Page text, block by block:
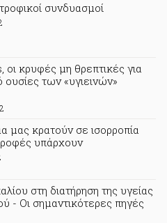
συνδυασμοί
κρυφές μη θρεπτικές για
ουσίες των «υγιεινών»
μας κρατούν σε ισορροπία
υπάρχουν
στη διατήρηση της υγείας
- Οι σημαντικότερες πηγές